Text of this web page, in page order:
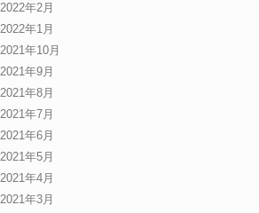
2022年2月
2022年1月
2021年10月
2021年9月
2021年8月
2021年7月
2021年6月
2021年5月
2021年4月
2021年3月